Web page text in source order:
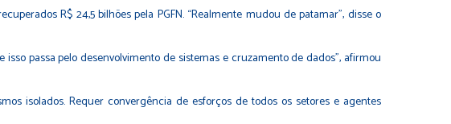
R$ 24,5 bilhões pela PGFN. “Realmente mudou de patamar”, disse o
passa pelo desenvolvimento de sistemas e cruzamento de dados”, afirmou
isolados. Requer convergência de esforços de todos os setores e agentes